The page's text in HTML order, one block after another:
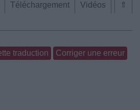
⇑
Téléchargement
Vidéos
traduction Corriger une erreur